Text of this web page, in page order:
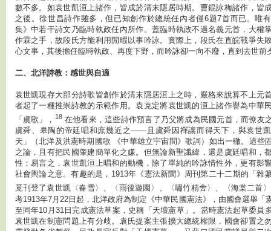
數不多。如袁世凱洹上諸作，皆成於清末隱居時期。曹錕詠梅諸作，皆
之後。徐世昌詩作雖多，但已知創作於總統任內者僅6題7首而已。唯
集》中若干詩文乃臨時執政任內所作。蓋臨時執政不過名義元首，大權
作霖之手，故段氏方能利用閒暇以事吟詠。實際上，段氏在直皖戰爭失
心文事，其後擔任臨時執政、再度下野，而吟詠卻一向不廢，直到去世前
二、北洋詩教：感世與自適
袁世凱現存大部分詩歌皆創作於清末隱居洹上之時，嚴格來說算不上元
者起了一種推崇詩教的示範作用。袁克定將袁世凱的洹上諸作譽為中華
「虞歌」， 18在他看來，這些詩作預言了乃父將成為民國元首，而僚友
虞舜、皋陶的帝廷唱和庶幾近之——且虞舜因禪讓而得天下，與袁世
天」（北洋及洪憲時期國歌 《中華雄立宇宙間》歌詞）如出一轍。這些
之論，且有把民國肇建簡單化之嫌。但無論新聖讖緯，還是虞廷唱和，
性；易言之，袁世凱洹上唱和的動機，除了單純的吟詠情性外，更有影
社會輿論之意。有趣的是，1913年《憲法新聞》周刊第二十二期的「雜
竟刊登了袁世凱〈春雪〉、〈雨後遊園〉、〈嘯竹精舍〉、〈海棠二首
考1913年7月22日起，北洋政府為制定《中華民國憲法》，由國會選舉「
至同年10月31日完成憲法草案，史稱「天壇憲草」。當時憲法起草委員
袁世凱在制憲問題上有分歧。袁氏提案主張擴大總統權限，國會卻置之